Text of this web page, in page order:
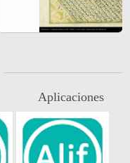
Aplicaciones